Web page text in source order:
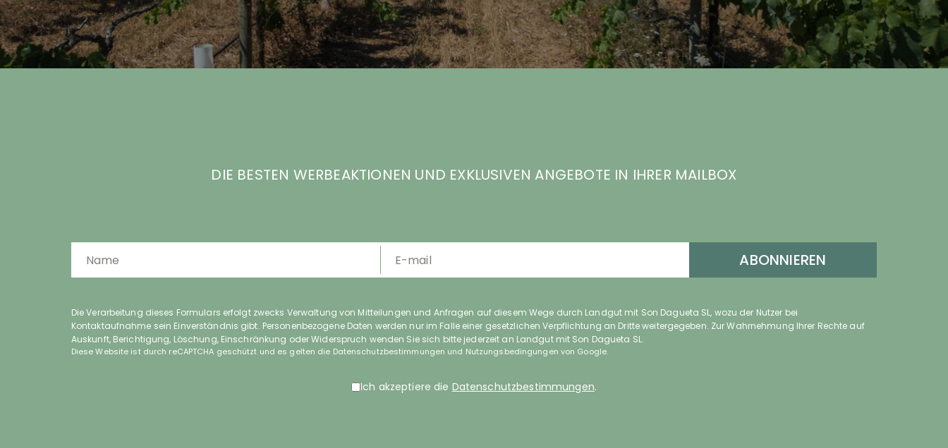
DIE BESTEN WERBEAKTIONEN UND EXKLUSIVEN ANGEBOTE IN IHRER MAILBOX
ABONNIEREN
Die Verarbeitung dieses Formulars erfolgt zwecks Verwaltung von Mitteilungen und Anfragen auf diesem Wege durch Landgut mit Son Dagueta SL, wozu der Nutzer bei
Kontaktaufnahme sein Einverständnis gibt. Personenbezogene Daten werden nur im Falle einer gesetzlichen Verpflichtung an Dritte weitergegeben. Zur Wahrnehmung Ihrer Rechte auf
Auskunft, Berichtigung, Löschung, Einschränkung oder Widerspruch wenden Sie sich bitte jederzeit an Landgut mit Son Dagueta SL.
reCAPTCHA*
Diese Website ist durch reCAPTCHA geschützt und es gelten die Datenschutzbestimmungen und Nutzungsbedingungen von Google.
Ich akzeptiere die Datenschutzbestimmungen.